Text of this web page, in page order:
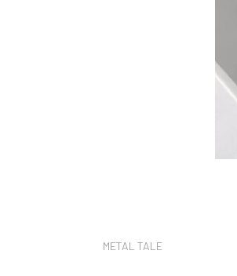
METAL TALE